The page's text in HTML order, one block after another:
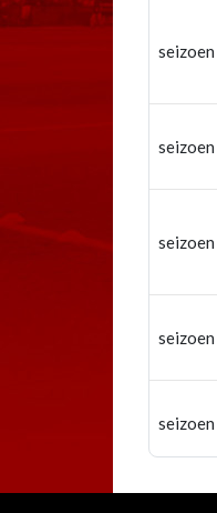
seizoen
seizoen
seizoen
seizoen
seizoen